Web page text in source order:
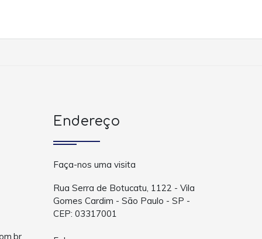
Endereço
Faça-nos uma visita
Rua Serra de Botucatu, 1122 - Vila
Gomes Cardim - São Paulo - SP -
CEP: 03317001